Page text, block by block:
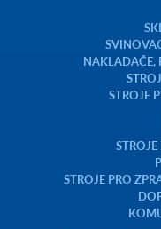
NAKLADAČE,
STROJE
STROJE PRO